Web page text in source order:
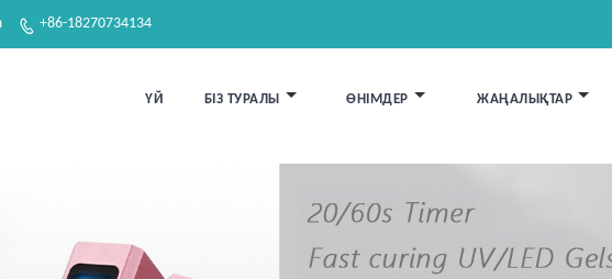
 +86-18270734134
ҮЙ БІЗ ТУРАЛЫ ӨНІМДЕР ЖАҢАЛЫҚТАР